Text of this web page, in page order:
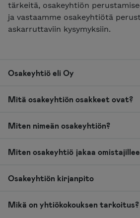
tärkeitä, osakeyhtiön
ja vastaamme osakeyhtiötä
askarruttaviin kysymyksiin.
Osakeyhtiö eli Oy
Mitä osakeyhtiön osakkeet ovat?
Miten nimeän osakeyhtiön?
Miten osakeyhtiö jakaa
Osakeyhtiön kirjanpito
Mikä on yhtiökokouksen tarkoitus?